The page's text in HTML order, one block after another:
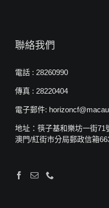
聯絡我們
電話 : 28260990
傳真 : 28220404
電子郵件:
地址：筷子基和樂坊一街
澳門/紅街市分局郵政信箱